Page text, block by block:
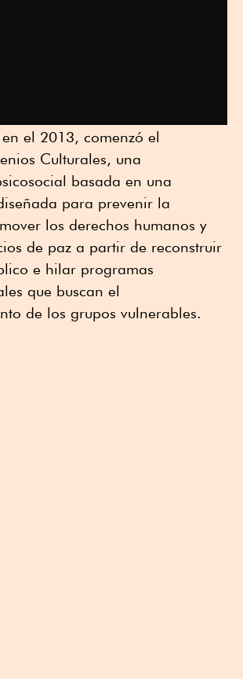
el 2013, comenzó el
Culturales, una
basada en una
para prevenir la
los derechos humanos y
de paz a partir de reconstruir
e hilar programas
que buscan el
de los grupos vulnerables.